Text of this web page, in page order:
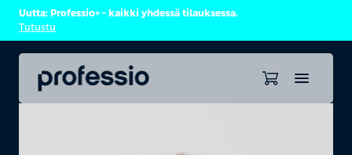
Uutta: Professio+ – kaikki yhdessä tilauksessa.
Tutustu